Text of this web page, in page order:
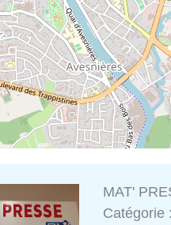
MAT'
Catégorie :